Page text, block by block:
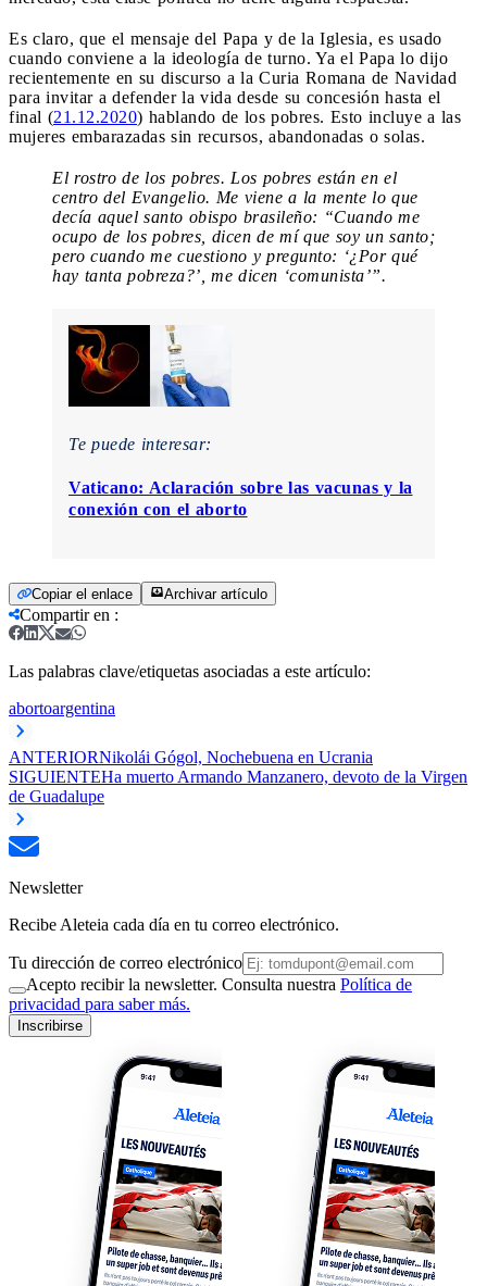
Es claro, que el mensaje del Papa y de la Iglesia, es usado
cuando conviene a la ideología de turno. Ya el Papa lo dijo
recientemente en su discurso a la Curia Romana de Navidad
para invitar a defender la vida desde su concesión hasta el
final (21.12.2020) hablando de los pobres. Esto incluye a las
mujeres embarazadas sin recursos, abandonadas o solas.
El rostro de los pobres. Los pobres están en el
centro del Evangelio. Me viene a la mente lo que
decía aquel santo obispo brasileño: “Cuando me
ocupo de los pobres, dicen de mí que soy un santo;
pero cuando me cuestiono y pregunto: ‘¿Por qué
hay tanta pobreza?’, me dicen ‘comunista’”.
Te puede interesar:
Vaticano: Aclaración sobre las vacunas y la
conexión con el aborto
Copiar el enlace Archivar artículo
Compartir en :
Las palabras clave/etiquetas asociadas a este artículo:
abortoargentina
ANTERIORNikolái Gógol, Nochebuena en Ucrania
SIGUIENTEHa muerto Armando Manzanero, devoto de la Virgen
de Guadalupe
Newsletter
Recibe Aleteia cada día en tu correo electrónico.
Tu dirección de correo electrónico
Acepto recibir la newsletter. Consulta nuestra Política de
privacidad para saber más.
Inscribirse